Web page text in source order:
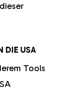
DIE USA
Tools